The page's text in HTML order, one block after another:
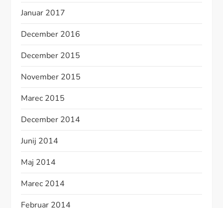
Januar 2017
December 2016
December 2015
November 2015
Marec 2015
December 2014
Junij 2014
Maj 2014
Marec 2014
Februar 2014